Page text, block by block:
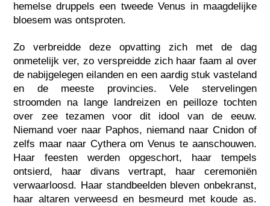
hemelse druppels een tweede Venus in maagdelijke
bloesem was ontsproten.
Zo verbreidde deze opvatting zich met de dag
onmetelijk ver, zo verspreidde zich haar faam al over
de nabijgelegen eilanden en een aardig stuk vasteland
en de meeste provincies. Vele stervelingen
stroomden na lange landreizen en peilloze tochten
over zee tezamen voor dit idool van de eeuw.
Niemand voer naar Paphos, niemand naar Cnidon of
zelfs maar naar Cythera om Venus te aanschouwen.
Haar feesten werden opgeschort, haar tempels
ontsierd, haar divans vertrapt, haar ceremoniën
verwaarloosd. Haar standbeelden bleven onbekranst,
haar altaren verweesd en besmeurd met koude as.